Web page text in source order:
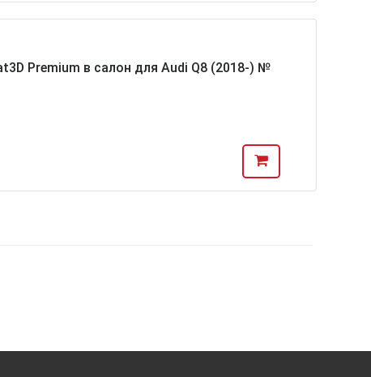
Premium в салон для Audi Q8 (2018-) №